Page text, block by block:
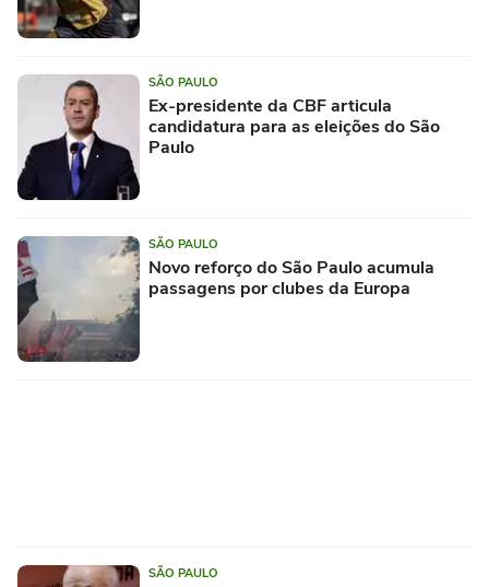
SÃO PAULO
Ex-presidente da CBF articula
candidatura para as eleições do São
Paulo
SÃO PAULO
Novo reforço do São Paulo acumula
passagens por clubes da Europa
SÃO PAULO